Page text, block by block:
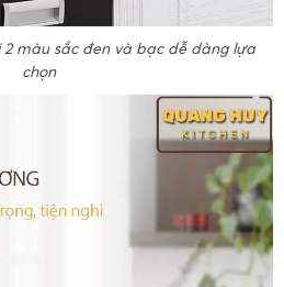
màu sắc đen và bạc dễ dàng lựa
chọn